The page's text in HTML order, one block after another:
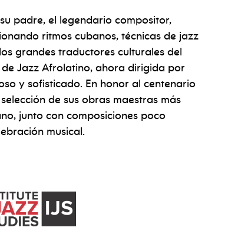
padre, el legendario compositor,
ritmos cubanos, técnicas de jazz
grandes traductores culturales del
Jazz Afrolatino, ahora dirigida por
y sofisticado. En honor al centenario
de sus obras maestras más
junto con composiciones poco
musical.